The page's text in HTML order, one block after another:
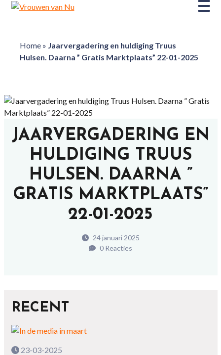
Home» Jaarvergadering en huldiging Truus
Hulsen. Daarna ” Gratis Marktplaats” 22-01-2025
JAARVERGADERING EN
HULDIGING TRUUS
HULSEN. DAARNA ”
GRATIS MARKTPLAATS”
22-01-2025
24 januari 2025
0 Reacties
RECENT
23-03-2025